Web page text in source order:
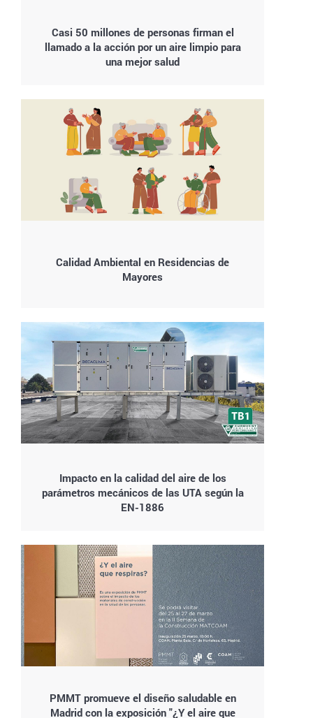
Casi 50 millones de personas firman el
llamado a la acción por un aire limpio para
una mejor salud
Calidad Ambiental en Residencias de
Mayores
Impacto en la calidad del aire de los
parámetros mecánicos de las UTA según la
EN-1886
PMMT promueve el diseño saludable en
Madrid con la exposición "¿Y el aire que